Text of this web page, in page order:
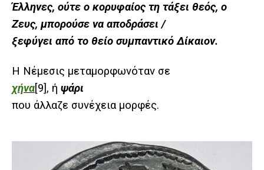
Έλληνες, ούτε ο κορυφαίος τη τάξει θεός, ο
Ζευς, μπορούσε να αποδράσει /
ξεφύγει από το θείο συμπαντικό Δίκαιον.
Η Νέμεσις μεταμορφωνόταν σε
χήνα[9], ή ψάρι
που άλλαζε συνέχεια μορφές.